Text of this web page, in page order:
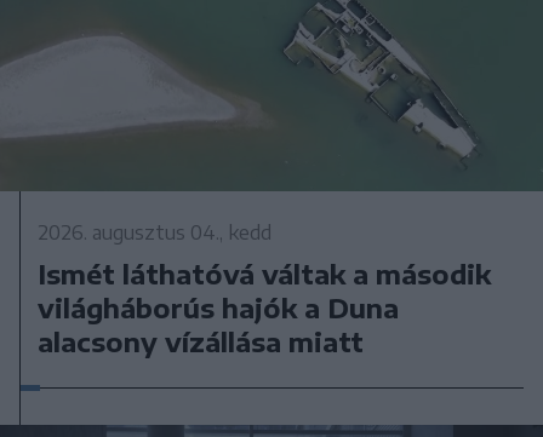
2026. augusztus 04., kedd
Ismét láthatóvá váltak a második
világháborús hajók a Duna
alacsony vízállása miatt